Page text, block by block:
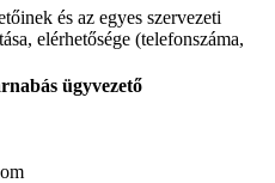
és az egyes szervezeti
elérhetősége (telefonszáma,
ügyvezető